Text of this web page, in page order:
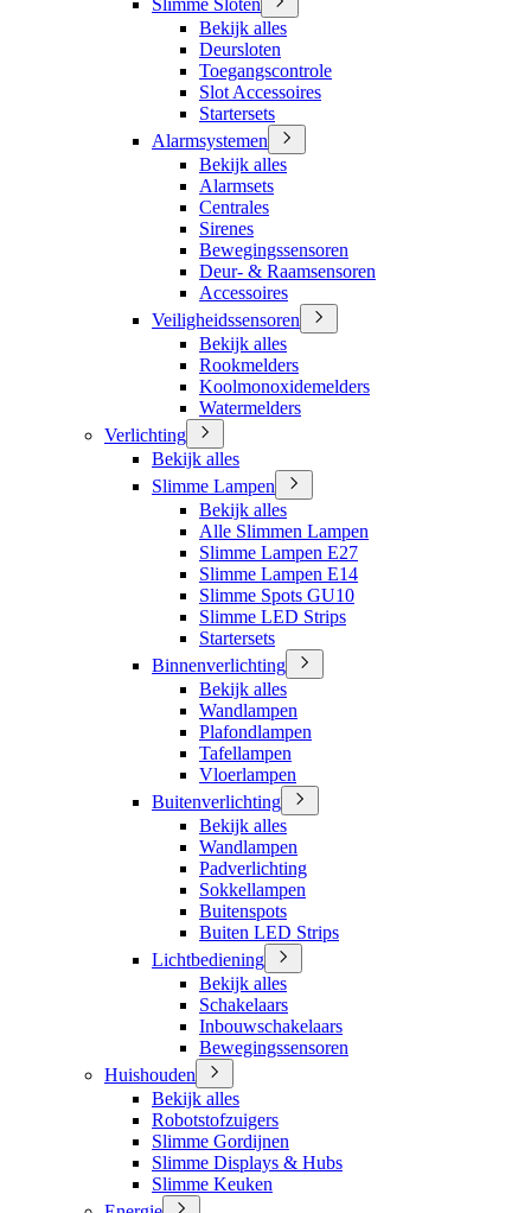
Slimme Sloten
Bekijk alles
Deursloten
Toegangscontrole
Slot Accessoires
Startersets
Alarmsystemen
Bekijk alles
Alarmsets
Centrales
Sirenes
Bewegingssensoren
Deur- & Raamsensoren
Accessoires
Veiligheidssensoren
Bekijk alles
Rookmelders
Koolmonoxidemelders
Watermelders
Verlichting
Bekijk alles
Slimme Lampen
Bekijk alles
Alle Slimmen Lampen
Slimme Lampen E27
Slimme Lampen E14
Slimme Spots GU10
Slimme LED Strips
Startersets
Binnenverlichting
Bekijk alles
Wandlampen
Plafondlampen
Tafellampen
Vloerlampen
Buitenverlichting
Bekijk alles
Wandlampen
Padverlichting
Sokkellampen
Buitenspots
Buiten LED Strips
Lichtbediening
Bekijk alles
Schakelaars
Inbouwschakelaars
Bewegingssensoren
Huishouden
Bekijk alles
Robotstofzuigers
Slimme Gordijnen
Slimme Displays & Hubs
Slimme Keuken